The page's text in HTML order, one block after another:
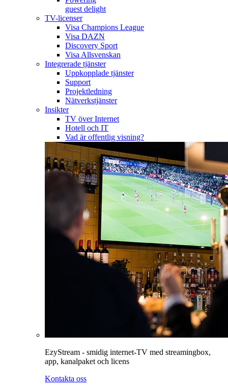
guest delight
TV-licenser
Visa Champions League
Visa DAZN
Discovery Sport
Visa Allsvenskan
Integrerade tjänster
Uppkopplade tjänster
Support
Projektledning
Nätverkstjänster
Insikter
TV över Internet
Hotell och IT
Vad är offentlig visning?
EzyStream - smidig internet-TV med streamingbox,
app, kanalpaket och licens
Kontakta oss